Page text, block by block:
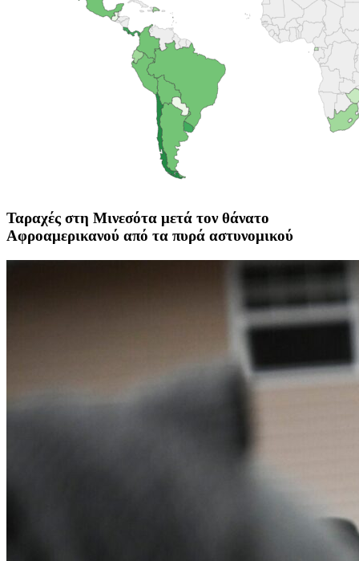
Ταραχές στη Μινεσότα μετά τον θάνατο
Αφροαμερικανού από τα πυρά αστυνομικού